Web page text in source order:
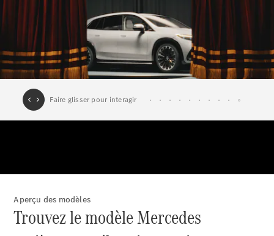
Configurateur
Mercedes-
Benz Store
Break
Brake
CLA
Aperçu des modèles
Trouvez le modèle Mercedes